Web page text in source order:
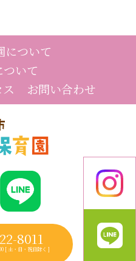
について
ついて
お問い合わせ
8011
[ 土・日・祝日除く ]